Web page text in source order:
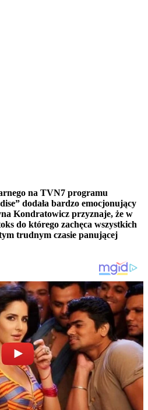
na TVN7 programu
dodała bardzo emocjonujący
Kondratowicz przyznaje, że w
do którego zachęca wszystkich
trudnym czasie panującej